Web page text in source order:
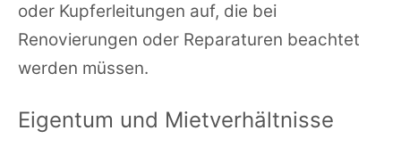
oder Kupferleitungen auf, die bei
Renovierungen oder Reparaturen beachtet
werden müssen.
Eigentum und Mietverhältnisse